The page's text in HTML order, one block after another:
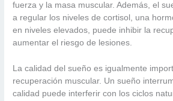
fuerza y la masa muscular. Además, el
a regular los niveles de cortisol, una
en niveles elevados, puede inhibir la
aumentar el riesgo de lesiones.
La calidad del sueño es igualmente
recuperación muscular. Un sueño
calidad puede interferir con los ciclos